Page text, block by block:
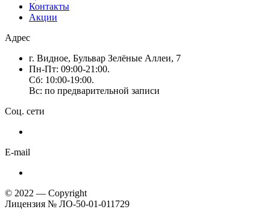
Контакты
Акции
Адрес
г. Видное, Бульвар Зелёные Аллеи, 7
Пн-Пт: 09:00-21:00.
Сб: 10:00-19:00.
Вс: по предварительной записи
Соц. сети
E-mail
© 2022 — Copyright
Лицензия № ЛО-50-01-011729